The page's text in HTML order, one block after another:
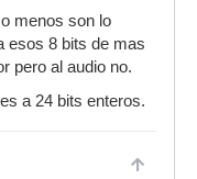
menos son lo
esos 8 bits de mas
pero al audio no.
a 24 bits enteros.